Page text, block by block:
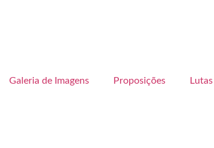
Galeria de Imagens Proposições Lutas